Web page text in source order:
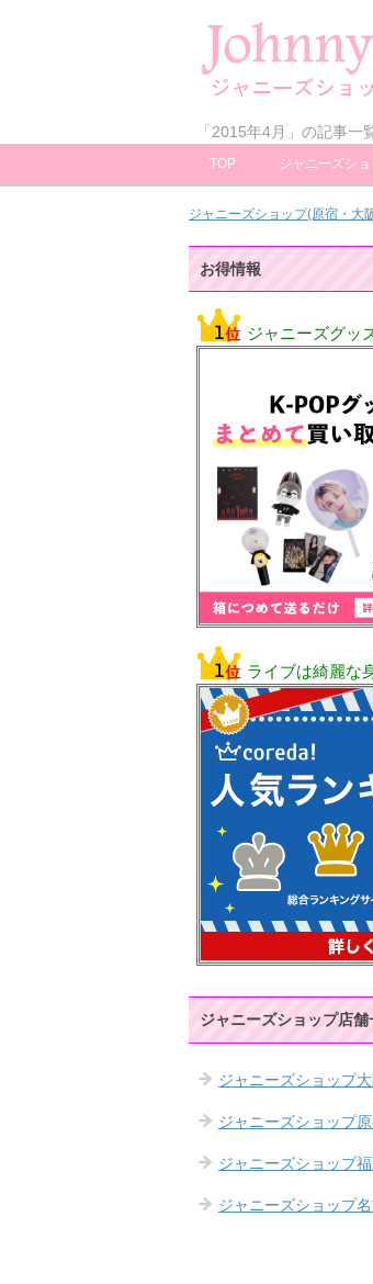
「2015年4月」の記事一
TOP ジャニーズシ
ジャニーズショップ(原宿・大
お得情報
ジャニーズグッ
ライブは綺麗な
ジャニーズショップ店舗
ジャニーズショップ大
ジャニーズショップ
ジャニーズショップ福
ジャニーズショップ